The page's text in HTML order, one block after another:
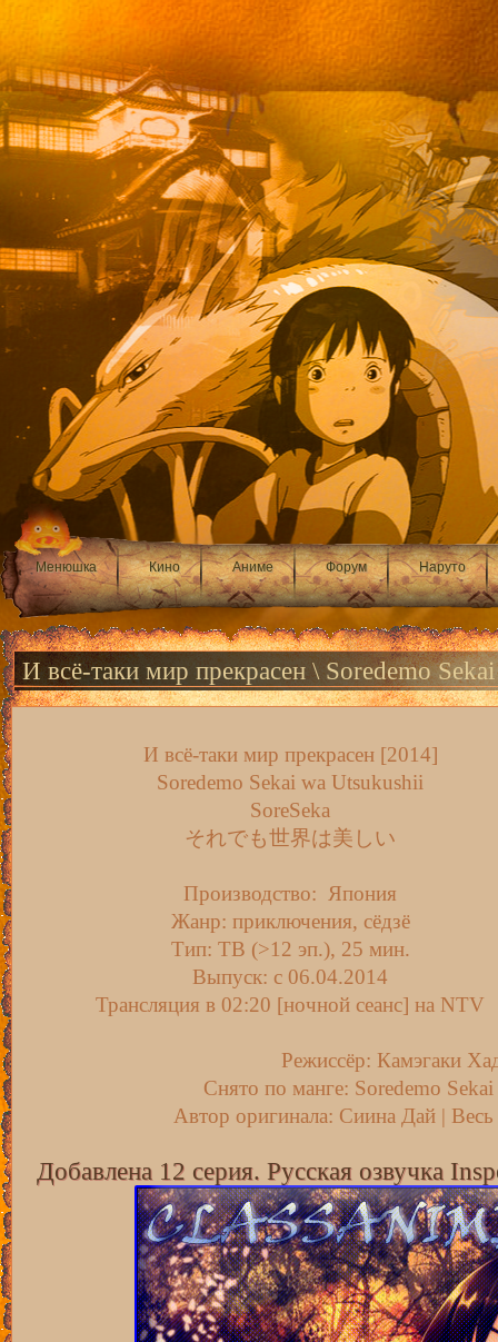
Менюшка Кино Аниме Форум Наруто
И всё-таки мир прекрасен \ Soredemo
И всё-таки мир прекрасен [2014]
Soredemo Sekai wa Utsukushii
SoreSeka
それでも世界は美しい
Производство: Япония
Жанр: приключения, сёдзё
Тип: ТВ (>12 эп.), 25 мин.
Выпуск: c 06.04.2014
Трансляция в 02:20 [ночной сеанс] на NTV
Режиссёр: Камэгаки
Снято по манге: Soredemo
Автор оригинала: Сиина Дай | Весь
Добавлена 12 серия. Русская озвучка